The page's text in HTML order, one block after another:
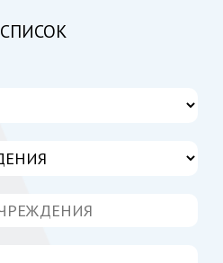
СПИСОК